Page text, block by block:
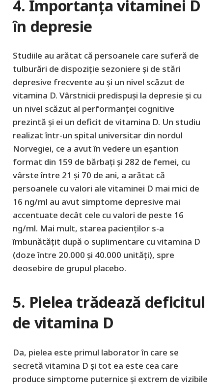
4. Importanța vitaminei D
în depresie
Studiile au arătat că persoanele care suferă de
tulburări de dispoziție sezoniere și de stări
depresive frecvente au și un nivel scăzut de
vitamina D. Vârstnicii predispuși la depresie și cu
un nivel scăzut al performanței cognitive
prezintă și ei un deficit de vitamina D. Un studiu
realizat într-un spital universitar din nordul
Norvegiei, ce a avut în vedere un eșantion
format din 159 de bărbați și 282 de femei, cu
vârste între 21 și 70 de ani, a arătat că
persoanele cu valori ale vitaminei D mai mici de
16 ng/ml au avut simptome depresive mai
accentuate decât cele cu valori de peste 16
ng/ml. Mai mult, starea pacienților s-a
îmbunătățit după o suplimentare cu vitamina D
(doze între 20.000 și 40.000 unități), spre
deosebire de grupul placebo.
5. Pielea trădează deficitul
de vitamina D
Da, pielea este primul laborator în care se
secretă vitamina D și tot ea este cea care
produce simptome puternice și extrem de vizibile